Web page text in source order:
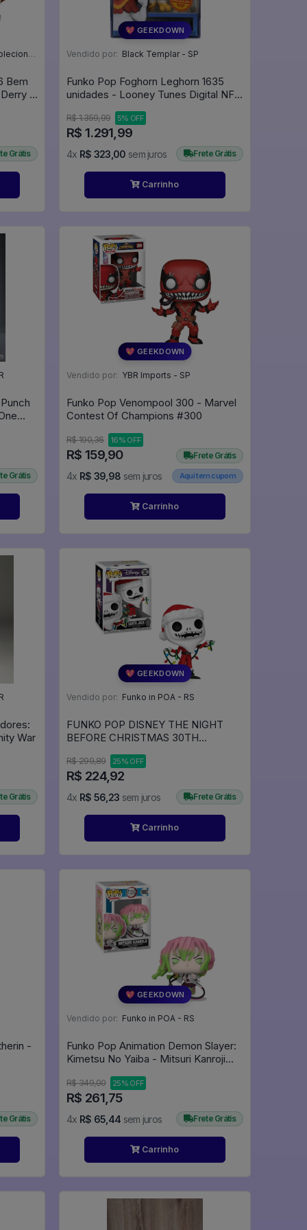
- MG
Bem
-
Grátis
💖 GEEKDOWN
Vendido por: Black Templar - SP
Funko Pop Foghorn Leghorn 1635
unidades - Looney Tunes Digital NFT
R$ 1.359,99 5% OFF
R$ 1.291,99
4x R$ 323,00 sem juros Frete Grátis
Carrinho
Grátis
💖 GEEKDOWN
Vendido por: YBR Imports - SP
Funko Pop Venompool 300 - Marvel
Contest Of Champions #300
R$ 190,36 16% OFF
R$ 159,90
4x R$ 39,98 sem juros
Frete Grátis
Aqui tem cupom
Carrinho
War
Grátis
💖 GEEKDOWN
Vendido por: Funko in POA - RS
FUNKO POP DISNEY THE NIGHT
BEFORE CHRISTMAS 30TH
Disney #1383
R$ 299,89 25% OFF
R$ 224,92
4x R$ 56,23 sem juros Frete Grátis
Carrinho
-
Grátis
💖 GEEKDOWN
Vendido por: Funko in POA - RS
Funko Pop Animation Demon Slayer:
Kimetsu No Yaiba - Mitsuri Kanroji
R$ 349,00 25% OFF
R$ 261,75
4x R$ 65,44 sem juros Frete Grátis
Carrinho